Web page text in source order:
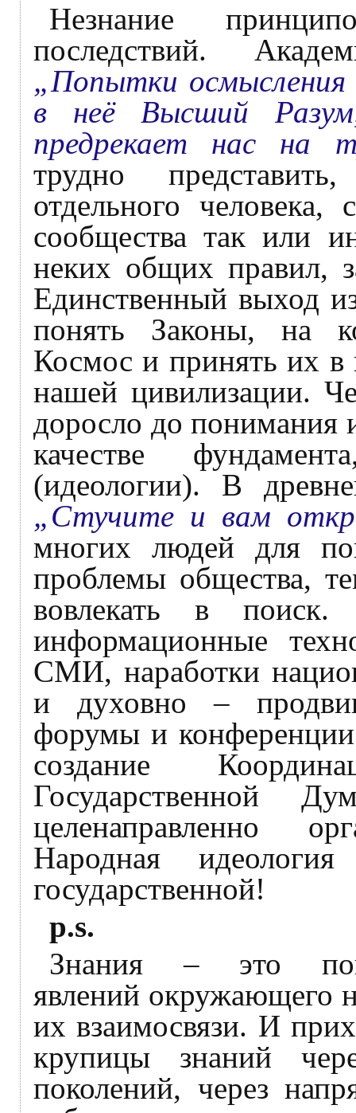
Незнание
последствий.
„Попытки осмысления
в неё Высший
предрекает нас на
трудно
отдельного
сообщества так или
неких общих правил,
Единственный выход
понять Законы, на
Космос и принять их в
нашей цивилизации.
доросло до понимания
качестве
(идеологии). В
„Стучите и вам
многих людей для
проблемы общества,
вовлекать в поиск.
информационные
СМИ, наработки
и духовно –
форумы и
создание
Государственной
целенаправленно
Народная
государственной!
p.s.
Знания – это
явлений окружающего
их взаимосвязи. И
крупицы знаний
поколений, через